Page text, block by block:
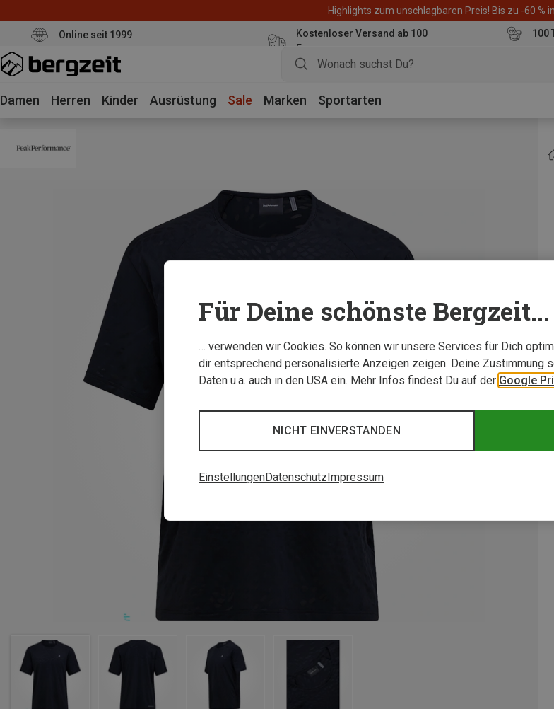
Highlights zum unschlagbaren Preis! Bis zu -60 %
Online seit 1999
Kostenloser Versand ab 100
Euro
100
Damen Herren Kinder Ausrüstung Sale Marken Sportarten
Für Deine schönste Bergzeit...
… verwenden wir Cookies. So können wir unsere Services für Dich
dir entsprechend personalisierte Anzeigen zeigen. Deine Zustimmung
Daten u.a. auch in den USA ein. Mehr Infos findest Du auf der Google
NICHT EINVERSTANDEN
EinstellungenDatenschutz Impressum